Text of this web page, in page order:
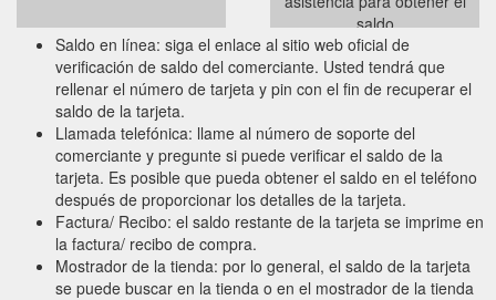
saldo
Saldo en línea: siga el enlace al sitio web oficial de
verificación de saldo del comerciante. Usted tendrá que
rellenar el número de tarjeta y pin con el fin de recuperar el
saldo de la tarjeta.
Llamada telefónica: llame al número de soporte del
comerciante y pregunte si puede verificar el saldo de la
tarjeta. Es posible que pueda obtener el saldo en el teléfono
después de proporcionar los detalles de la tarjeta.
Factura/ Recibo: el saldo restante de la tarjeta se imprime en
la factura/ recibo de compra.
Mostrador de la tienda: por lo general, el saldo de la tarjeta
se puede buscar en la tienda o en el mostrador de la tienda